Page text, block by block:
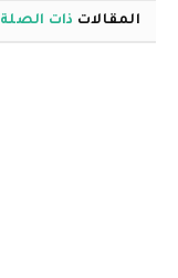
المقالات ذات الصلة